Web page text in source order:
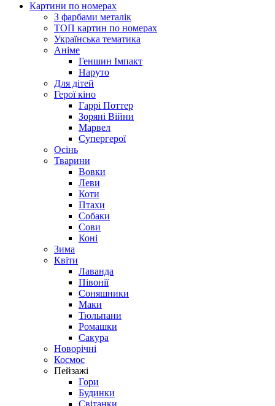
Картини по номерах
З фарбами металік
ТОП картин по номерах
Українська тематика
Аніме
Геншин Імпакт
Наруто
Для дітей
Герої кіно
Гаррі Поттер
Зоряні Війни
Марвел
Супергерої
Осінь
Тварини
Вовки
Леви
Коти
Птахи
Собаки
Сови
Коні
Зима
Квіти
Лаванда
Півонії
Соняшники
Маки
Тюльпани
Ромашки
Сакура
Новорічні
Космос
Пейзажі
Гори
Будинки